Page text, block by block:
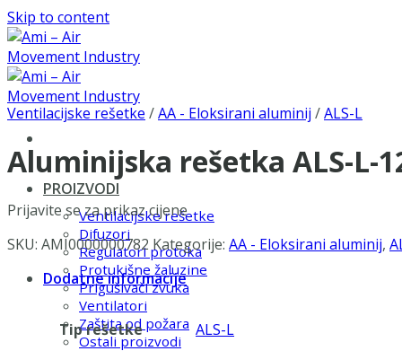
Skip to content
PROIZVODI
Ventilacijske rešetke
Difuzori
Regulatori protoka
Protukišne žaluzine
Prigušivači zvuka
Ventilatori
Zaštita od požara
Ostali proizvodi
Ventilacijske rešetke /AA - Eloksirani aluminij /ALS-L
Aluminijska rešetka ALS-L-
Prijavite se za prikaz cijene
SKU: AMI0000000782 Kategorije: AA - Eloksirani aluminij,
Dodatne informacije
Tip rešetke ALS-L